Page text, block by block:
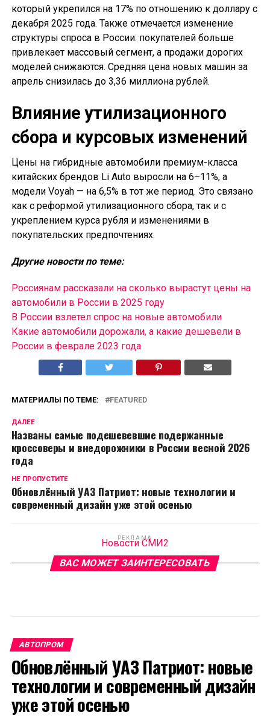
который укрепился на 17% по отношению к доллару с
декабря 2025 года. Также отмечается изменение
структуры спроса в России: покупателей больше
привлекает массовый сегмент, а продажи дорогих
моделей снижаются. Средняя цена новых машин за
апрель снизилась до 3,36 миллиона рублей.
Влияние утилизационного
сбора и курсовых изменений
Цены на гибридные автомобили премиум-класса
китайских брендов Li Auto выросли на 6–11%, а
модели Voyah — на 6,5% в тот же период. Это связано
как с реформой утилизационного сбора, так и с
укреплением курса рубля и изменениями в
покупательских предпочтениях.
Другие новости по теме:
Россиянам рассказали на сколько вырастут цены на
автомобили в России в 2025 году
В России взлетел спрос на новые автомобили
Какие автомобили дорожали, а какие дешевели в
России в феврале 2023 года
МАТЕРИАЛЫ ПО ТЕМЕ: FEATURED
ДАЛЕЕ
Названы самые подешевевшие подержанные
кроссоверы и внедорожники в России весной 2026
года
НЕ ПРОПУСТИТЕ
Обновлённый УАЗ Патриот: новые технологии и
современный дизайн уже этой осенью
РЕКЛАМА
Новости СМИ2
ВАС МОЖЕТ ЗАИНТЕРЕСОВАТЬ
АВТОПРОМ
Обновлённый УАЗ Патриот: новые
технологии и современный дизайн
уже этой осенью